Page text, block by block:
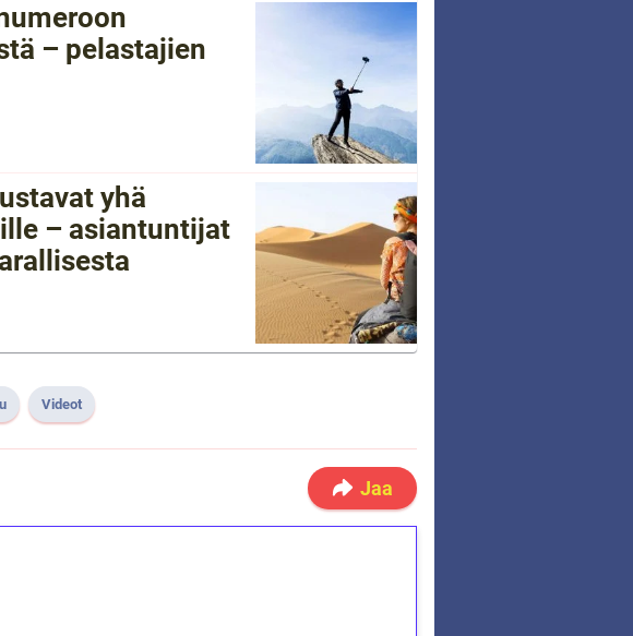
– pelastajien
yhä
– asiantuntijat
Videot
Jaa